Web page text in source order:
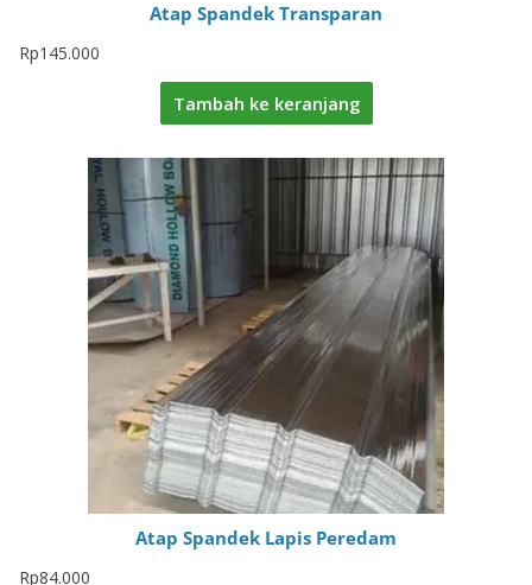
Atap Spandek Transparan
Rp145.000
Tambah ke keranjang
Atap Spandek Lapis Peredam
Rp84.000